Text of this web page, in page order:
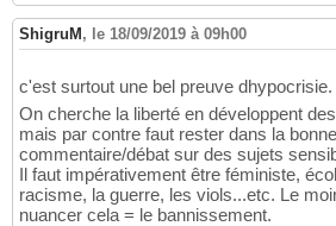
ShigruM , le 18/09/2019 à 09h00
c'est surtout une bel preuve dhypocrisie.
On cherche la liberté en développent
mais par contre faut rester dans la
commentaire/débat sur des sujets
Il faut impérativement être féministe,
racisme, la guerre, les viols...etc. Le
nuancer cela = le bannissement.